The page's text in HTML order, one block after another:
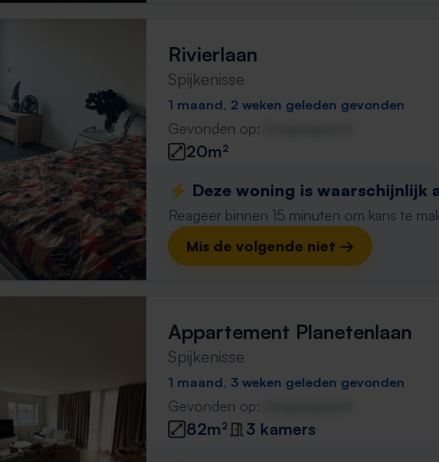
Rivierlaan
Spijkenisse
1 maand, 2 weken geleden gevonden
Gevonden op:
20m²
⚡️ Deze woning is waarschijnlijk
Reageer binnen 15 minuten om kans te
Mis de volgende niet →
Appartement Planetenlaan
Spijkenisse
1 maand, 3 weken geleden gevonden
Gevonden op:
82m²
3 kamers